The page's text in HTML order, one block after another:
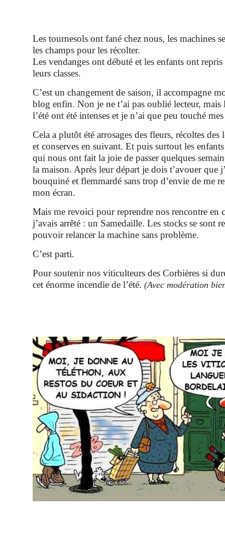
Les tournesols ont fané chez nous, les machines
les champs pour les récolter.
Les vendanges ont débuté et les enfants ont
leurs classes.
C’est un changement de saison, il accompagne
blog enfin. Non je ne t’ai pas oublié lecteur, mais
l’été ont été intenses et je n’ai que peu touché
Cela a plutôt été arrosages des fleurs, récoltes
et conserves en suivant. Et puis surtout les
qui nous ont fait la joie de passer quelques
la maison. Après leur départ je dois t’avouer que
bouquiné et flemmardé sans trop d’envie de me
mon écran.
Mais me revoici pour reprendre nos rencontre en
j’avais arrêté : un Samedaille. Les stocks se sont
pouvoir relancer la machine sans problème.
C’est parti.
Pour soutenir nos viticulteurs des Corbières si
cet énorme incendie de l’été. (Avec modération